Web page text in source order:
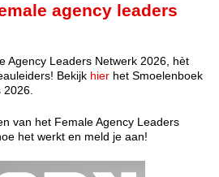
agency leaders
Agency Leaders Netwerk 2026, hèt
Bekijk hier het Smoelenboek
van het Female Agency Leaders
het werkt en meld je aan!